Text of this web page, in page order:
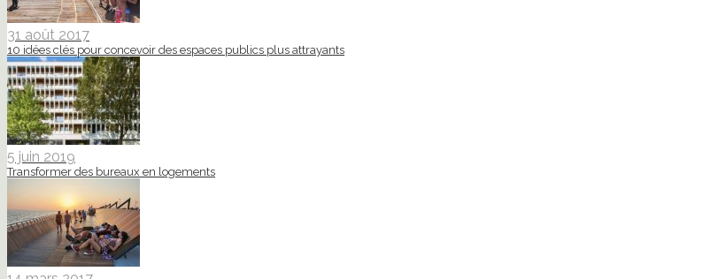
31 août 2017
10 idées clés pour concevoir des espaces publics plus attrayants
5 juin 2019
Transformer des bureaux en logements